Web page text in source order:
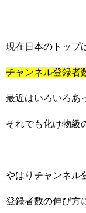
現在日本のトップ
チャンネル登録者
最近はいろいろあ
それでも化け物級
やはりチャンネル
登録者数の伸び方